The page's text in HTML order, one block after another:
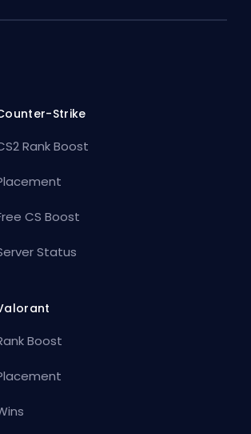
Strike
Rank Boost
CS Boost
Status
Boost